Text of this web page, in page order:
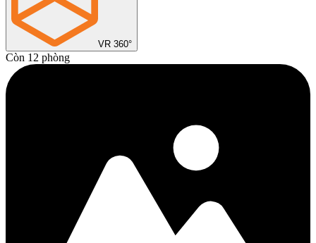
VR 360°
Còn 12 phòng